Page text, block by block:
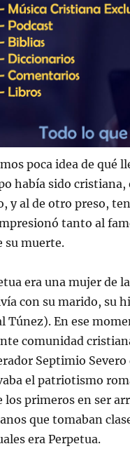
poca idea de qué
había sido cristiana,
y al de otro preso,
tanto al
su muerte.
era una mujer de
con su marido, su
Túnez). En ese
comunidad
Septimio
el patriotismo
los primeros en ser
que tomaban
era Perpetua.